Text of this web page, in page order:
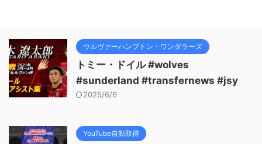
ウルヴァーハンプトン・ワンダラーズ
トミー・ドイル #wolves
#sunderland #transfernews #jsy
2025/6/6
YouTube自動取得